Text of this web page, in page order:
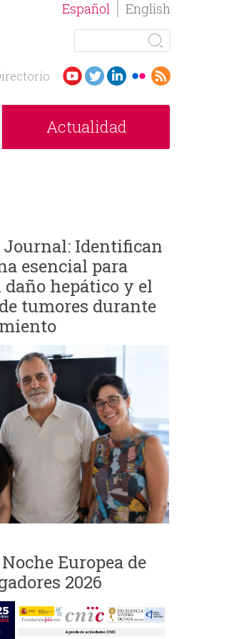
English
Español
F
r
l
a
r
d
e
b
ú
q
u
u
s
c
a
r
Actualidad
Journal: Identifican
esencial para
hepático y el
tumores durante
Europea de
2026